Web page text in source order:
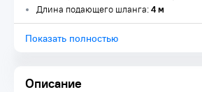
Описание
Длина подающего шланга:4 м
Показать полностью